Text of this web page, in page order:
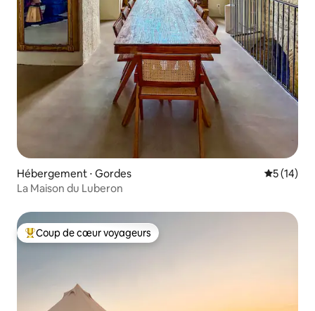
Hébergement ⋅ Gordes
5 (14)
La Maison du Luberon
Coups de cœur voyageurs les plus appréciés
Coup de cœur voyageurs